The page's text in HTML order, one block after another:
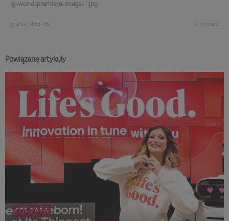
lg-world-premiere-image-1.jpg
grafika 453 KB Pobierz
Powiązane artykuły
CES 2026